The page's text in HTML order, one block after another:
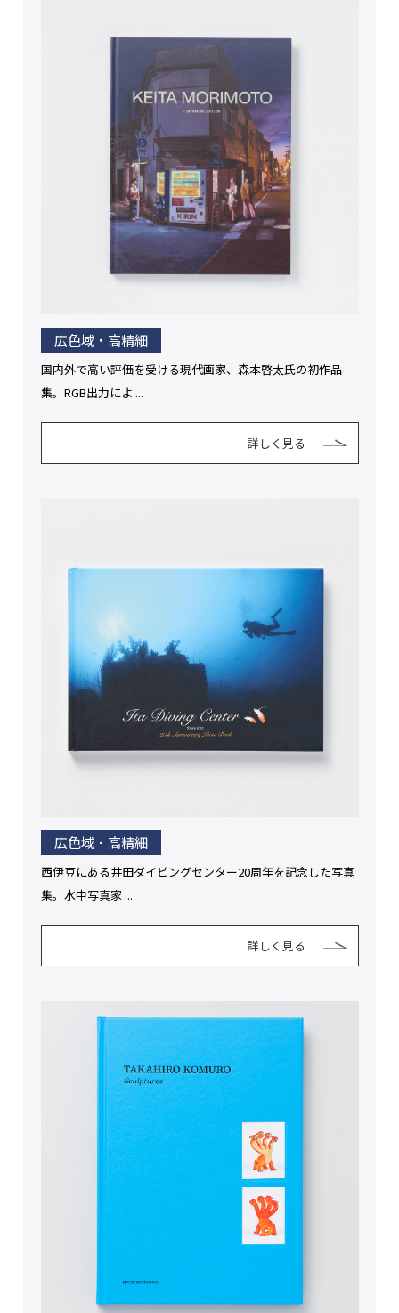
広色域・高精細
国内外で高い評価を受ける現代画家、森本啓太氏の初作品
集。RGB出力によ ...
詳しく見る
広色域・高精細
西伊豆にある井田ダイビングセンター20周年を記念した写真
集。水中写真家 ...
詳しく見る